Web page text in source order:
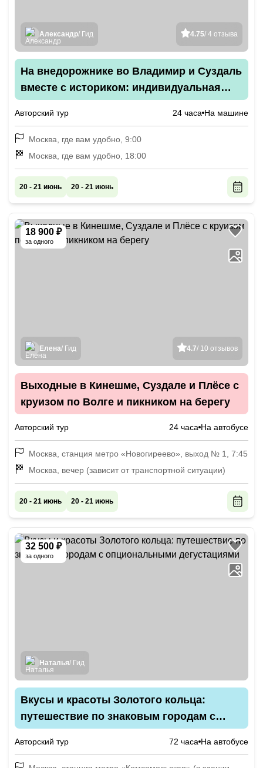
4.75/ 4 отзыва
Александр/ Гид
На внедорожнике во Владимир и Суздаль
вместе с историком: индивидуальная
Авторский тур 24 часа На машине
Москва, где вам удобно, 9:00
Москва, где вам удобно, 18:00
20 - 21 июнь 20 - 21 июнь
18 900 ₽
за одного
4.7/ 10 отзывов
Елена/ Гид
Выходные в Кинешме, Суздале и Плёсе с
круизом по Волге и пикником на берегу
Авторский тур 24 часа На автобусе
Москва, станция метро «Новогиреево», выход № 1, 7:45
Москва, вечер (зависит от транспортной ситуации)
20 - 21 июнь 20 - 21 июнь
32 500 ₽
за одного
Наталья/ Гид
Вкусы и красоты Золотого кольца:
путешествие по знаковым городам с
Авторский тур 72 часа На автобусе